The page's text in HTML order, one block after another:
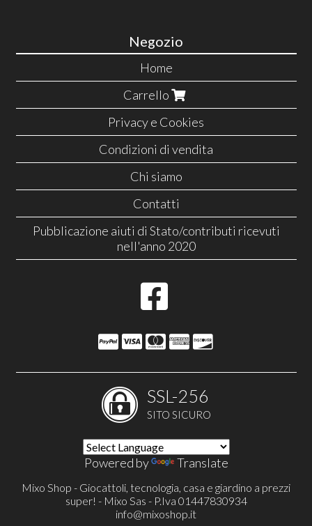
Negozio
Home
Carrello
Privacy e Cookies
Condizioni di vendita
Chi siamo
Contatti
Pubblicazione aiuti di Stato/contributi ricevuti
nell'anno 2020
SSL-256
SITO SICURO
Powered by Translate
Mixo Shop - Giocattoli, tecnologia, casa e giardino a prezzi
super! - Mixo Sas - P.Iva 01447830934
info@mixoshop.it